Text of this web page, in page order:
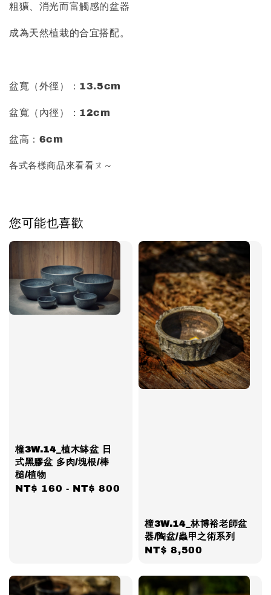
粗獷、消光而富觸感的盆器
成為天然植栽的合宜搭配。
盆寬（外徑）：13.5cm
盆寬（內徑）：12cm
盆高：6cm
各式各樣商品來看看ㄡ～
您可能也喜歡
橦3W.14_植木缽盆 日
式黑膠盆 多肉/塊根/棒
槌/植物
Regular
NT$ 160 - NT$ 800
橦3W.14_林博裕老師盆
器/陶盆/蟲甲之術系列
Regular
NT$ 8,500